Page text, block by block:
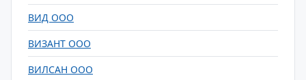
ВИД ООО
ВИЗАНТ ООО
ВИЛСАН ООО